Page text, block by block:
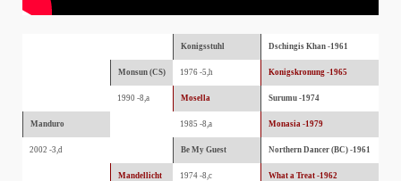
Konigsstuhl Dschingis Khan -1961
Monsun (CS) 1976 -5,h Konigskronung -1965
1990 -8,a Mosella Surumu -1974
Manduro 1985 -8,a Monasia -1979
2002 -3,d Be My Guest Northern Dancer (BC) -1961
Mandellicht 1974 -8,c What a Treat -1962